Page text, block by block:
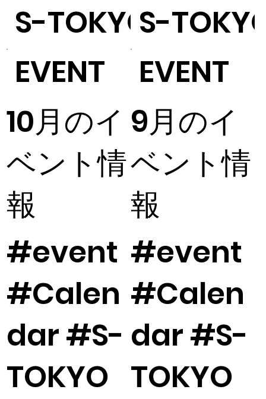
S-TOKYO
EVENT
10月のイ
ベント情
報
#event
#Calen
dar #S-
TOKYO
S-
EVENT
9月のイ
ベント情
報
#event
#Calen
dar #S-
TOKYO